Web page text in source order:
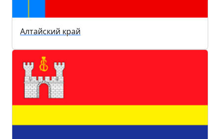
Алтайский край